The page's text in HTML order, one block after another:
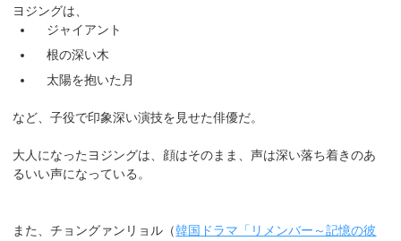
ヨジングは、
ジャイアント
根の深い木
太陽を抱いた月
など、子役で印象深い演技を見せた俳優だ。
大人になったヨジングは、顔はそのまま、声は深い落ち着きのあ
るいい声になっている。
また、チョングァンリョル（韓国ドラマ「リメンバー～記憶の彼